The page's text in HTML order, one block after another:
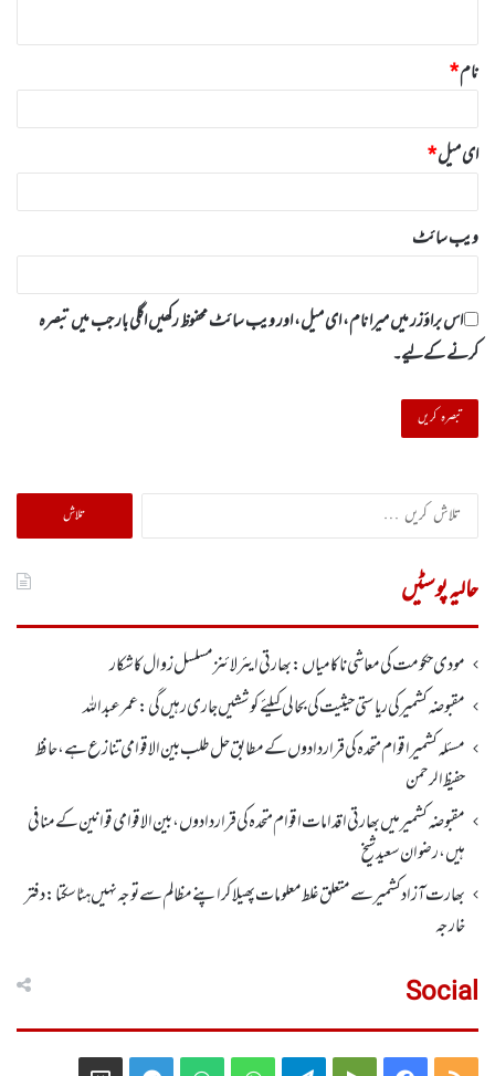
نام*
ای میل*
ویب‌ سائٹ
اس براؤزر میں میرا نام، ای میل، اور ویب سائٹ محفوظ رکھیں اگلی بار جب میں تبصرہ
کرنے کےلیے۔
تلاش
کریں
حالیہ پوسٹیں
مودی حکومت کی معاشی ناکامیاں: بھارتی ایئرلائنز مسلسل زوال کا شکار
مقبوضہ کشمیر کی ریاستی حیثیت کی بحالی کیلئے کوششیں جاری رہیں گی: عمر عبداللہ
مسئلہ کشمیر اقوام متحدہ کی قراردادوں کے مطابق حل طلب بین الاقوامی تنازع ہے، حافظ
حفیظ الرحمن
مقبوضہ کشمیر میں بھارتی اقدامات اقوام متحدہ کی قراردادوں، بین الاقوامی قوانین کے منافی
ہیں،رضوان سعید شیخ
بھارت آزاد کشمیر سے متعلق غلط معلومات پھیلا کر اپنے مظالم سے توجہ نہیں ہٹا سکتا: دفتر
خارجہ
Social